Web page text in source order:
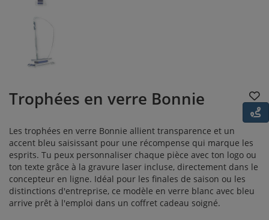
Trophées en verre Bonnie
Les trophées en verre Bonnie allient transparence et un
accent bleu saisissant pour une récompense qui marque les
esprits. Tu peux personnaliser chaque pièce avec ton logo ou
ton texte grâce à la gravure laser incluse, directement dans le
concepteur en ligne. Idéal pour les finales de saison ou les
distinctions d'entreprise, ce modèle en verre blanc avec bleu
arrive prêt à l'emploi dans un coffret cadeau soigné.